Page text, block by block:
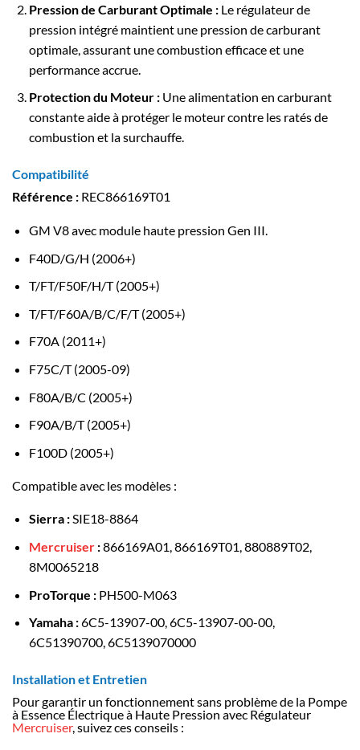
Pression de Carburant Optimale :Le régulateur de
pression intégré maintient une pression de carburant
optimale, assurant une combustion efficace et une
performance accrue.
Protection du Moteur :Une alimentation en carburant
constante aide à protéger le moteur contre les ratés de
combustion et la surchauffe.
Compatibilité
Référence : REC866169T01
GM V8 avec module haute pression Gen III.
F40D/G/H (2006+)
T/FT/F50F/H/T (2005+)
T/FT/F60A/B/C/F/T (2005+)
F70A (2011+)
F75C/T (2005-09)
F80A/B/C (2005+)
F90A/B/T (2005+)
F100D (2005+)
Compatible avec les modèles :
Sierra :SIE18-8864
Mercruiser:866169A01, 866169T01, 880889T02,
8M0065218
ProTorque :PH500-M063
Yamaha :6C5-13907-00, 6C5-13907-00-00,
6C51390700, 6C5139070000
Installation et Entretien
Pour garantir un fonctionnement sans problème de la Pompe
à Essence Électrique à Haute Pression avec Régulateur
Mercruiser, suivez ces conseils :